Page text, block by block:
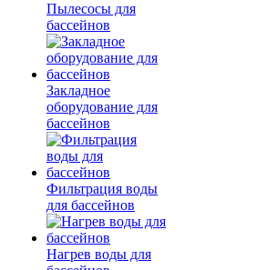
Пылесосы для
бассейнов
Закладное
оборудование для
бассейнов
Фильтрация воды
для бассейнов
Нагрев воды для